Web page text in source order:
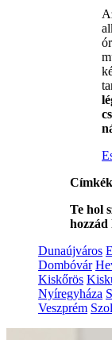
Címkék
Te hol
hozzád
Dunaújváros
Dombóvár
Kiskőrös
Nyíregyháza
Veszprém